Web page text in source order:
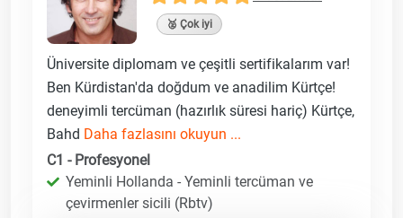
🥈 Çok iyi
Üniversite diplomam ve çeşitli sertifikalarım var!
Ben Kürdistan'da doğdum ve anadilim Kürtçe!
deneyimli tercüman (hazırlık süresi hariç) Kürtçe,
Bahd Daha fazlasını okuyun ...
C1 - Profesyonel
Yeminli Hollanda - Yeminli tercüman ve
çevirmenler sicili (Rbtv)